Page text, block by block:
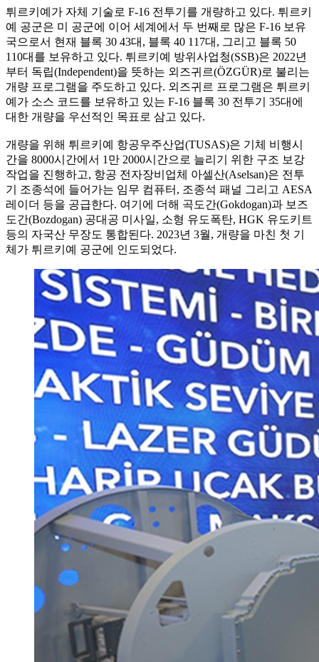
튀르키예가 자체 기술로 F-16 전투기를 개량하고 있다. 튀르키
예 공군은 미 공군에 이어 세계에서 두 번째로 많은 F-16 보유
국으로서 현재 블록 30 43대, 블록 40 117대, 그리고 블록 50
110대를 보유하고 있다. 튀르키예 방위사업청(SSB)은 2022년
부터 독립(Independent)을 뜻하는 외즈귀르(ÖZGÜR)로 불리는
개량 프로그램을 주도하고 있다. 외즈귀르 프로그램은 튀르키
예가 소스 코드를 보유하고 있는 F-16 블록 30 전투기 35대에
대한 개량을 우선적인 목표로 삼고 있다.
개량을 위해 튀르키예 항공우주산업(TUSAS)은 기체 비행시
간을 8000시간에서 1만 2000시간으로 늘리기 위한 구조 보강
작업을 진행하고, 항공 전자장비업체 아셀산(Aselsan)은 전투
기 조종석에 들어가는 임무 컴퓨터, 조종석 패널 그리고 AESA
레이더 등을 공급한다. 여기에 더해 곡도간(Gokdogan)과 보즈
도간(Bozdogan) 공대공 미사일, 소형 유도폭탄, HGK 유도키트
등의 자국산 무장도 통합된다. 2023년 3월, 개량을 마친 첫 기
체가 튀르키예 공군에 인도되었다.